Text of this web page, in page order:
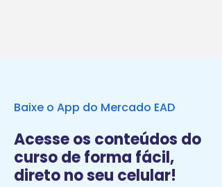
Baixe o App do Mercado EAD
Acesse os conteúdos do
curso de forma fácil,
direto no seu celular!